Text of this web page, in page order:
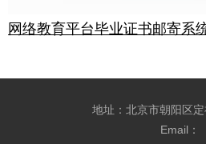
网络教育平台毕业证书邮寄系
地址：北京市朝阳区
Email：